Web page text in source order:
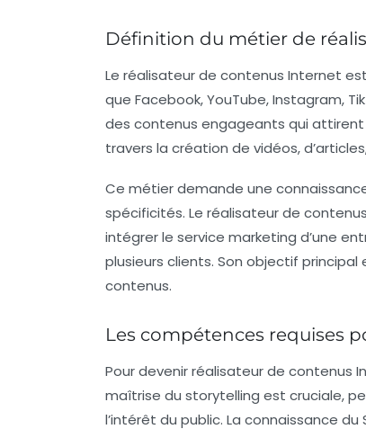
Définition du métier de
Le réalisateur de contenus Internet
que Facebook, YouTube, Instagram,
des contenus engageants qui
travers la création de vidéos,
Ce métier demande une
spécificités. Le réalisateur de
intégrer le service marketing d’une
plusieurs clients. Son objectif
contenus.
Les compétences requises
Pour devenir réalisateur de contenus
maîtrise du storytelling est cruciale,
l’intérêt du public. La connaissance du